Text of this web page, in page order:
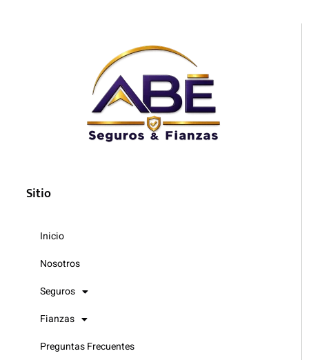
Sitio
Inicio
Nosotros
Seguros
Fianzas
Preguntas Frecuentes